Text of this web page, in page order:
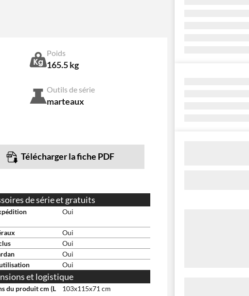
Poids
165.5 kg
Outils de série
marteaux
Télécharger la fiche PDF
de série et gratuits
Oui
Oui
Oui
Oui
Oui
et logistique
du produit cm (L
103x115x71 cm